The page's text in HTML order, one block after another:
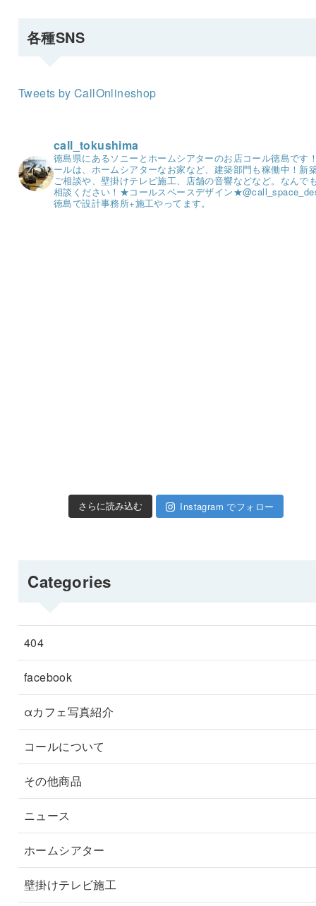
各種SNS
Tweets by CallOnlineshop
call_tokushima
徳島県にあるソニーとホームシアターのお店コール徳島です
ールは、ホームシアターなお家など、建築部門も稼働中！ 新
ご相談や、壁掛けテレビ施工、店舗の音響などなど。 なんで
相談ください！ ★コールスペースデザイン★
徳島で設計事務所+施工やってます。
さらに読み込む Instagram でフォロー
Categories
404
facebook
αカフェ写真紹介
コールについて
その他商品
ニュース
ホームシアター
壁掛けテレビ施工